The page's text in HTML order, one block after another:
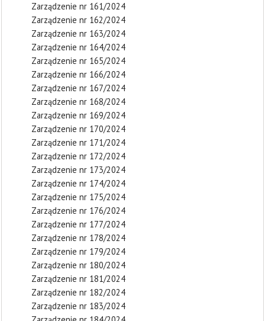
Zarządzenie nr 161/2024
Zarządzenie nr 162/2024
Zarządzenie nr 163/2024
Zarządzenie nr 164/2024
Zarządzenie nr 165/2024
Zarządzenie nr 166/2024
Zarządzenie nr 167/2024
Zarządzenie nr 168/2024
Zarządzenie nr 169/2024
Zarządzenie nr 170/2024
Zarządzenie nr 171/2024
Zarządzenie nr 172/2024
Zarządzenie nr 173/2024
Zarządzenie nr 174/2024
Zarządzenie nr 175/2024
Zarządzenie nr 176/2024
Zarządzenie nr 177/2024
Zarządzenie nr 178/2024
Zarządzenie nr 179/2024
Zarządzenie nr 180/2024
Zarządzenie nr 181/2024
Zarządzenie nr 182/2024
Zarządzenie nr 183/2024